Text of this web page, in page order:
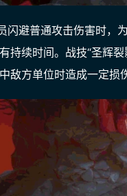
闪避普通攻击伤害时，
持续时间。战技“圣辉
敌方单位时造成一定损